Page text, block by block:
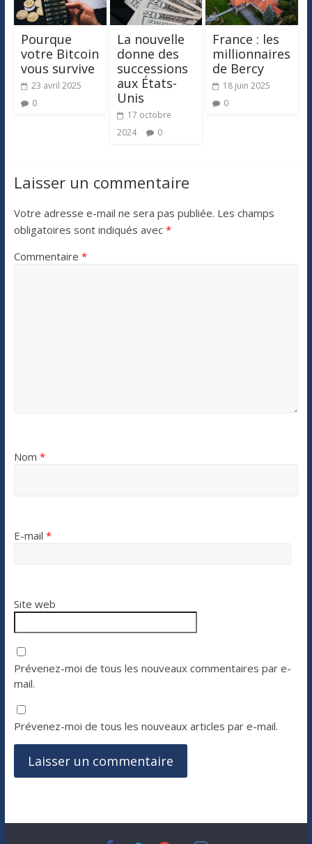
Pourque
votre Bitcoin
vous survive
23 avril 2025
0
La nouvelle
donne des
successions
aux États-
Unis
17 octobre
2024
0
France : les
millionnaires
de Bercy
18 juin 2025
0
Laisser un commentaire
Votre adresse e-mail ne sera pas publiée. Les champs
obligatoires sont indiqués avec *
Commentaire *
Nom *
E-mail *
Site web
Prévenez-moi de tous les nouveaux commentaires par e-
mail.
Prévenez-moi de tous les nouveaux articles par e-mail.